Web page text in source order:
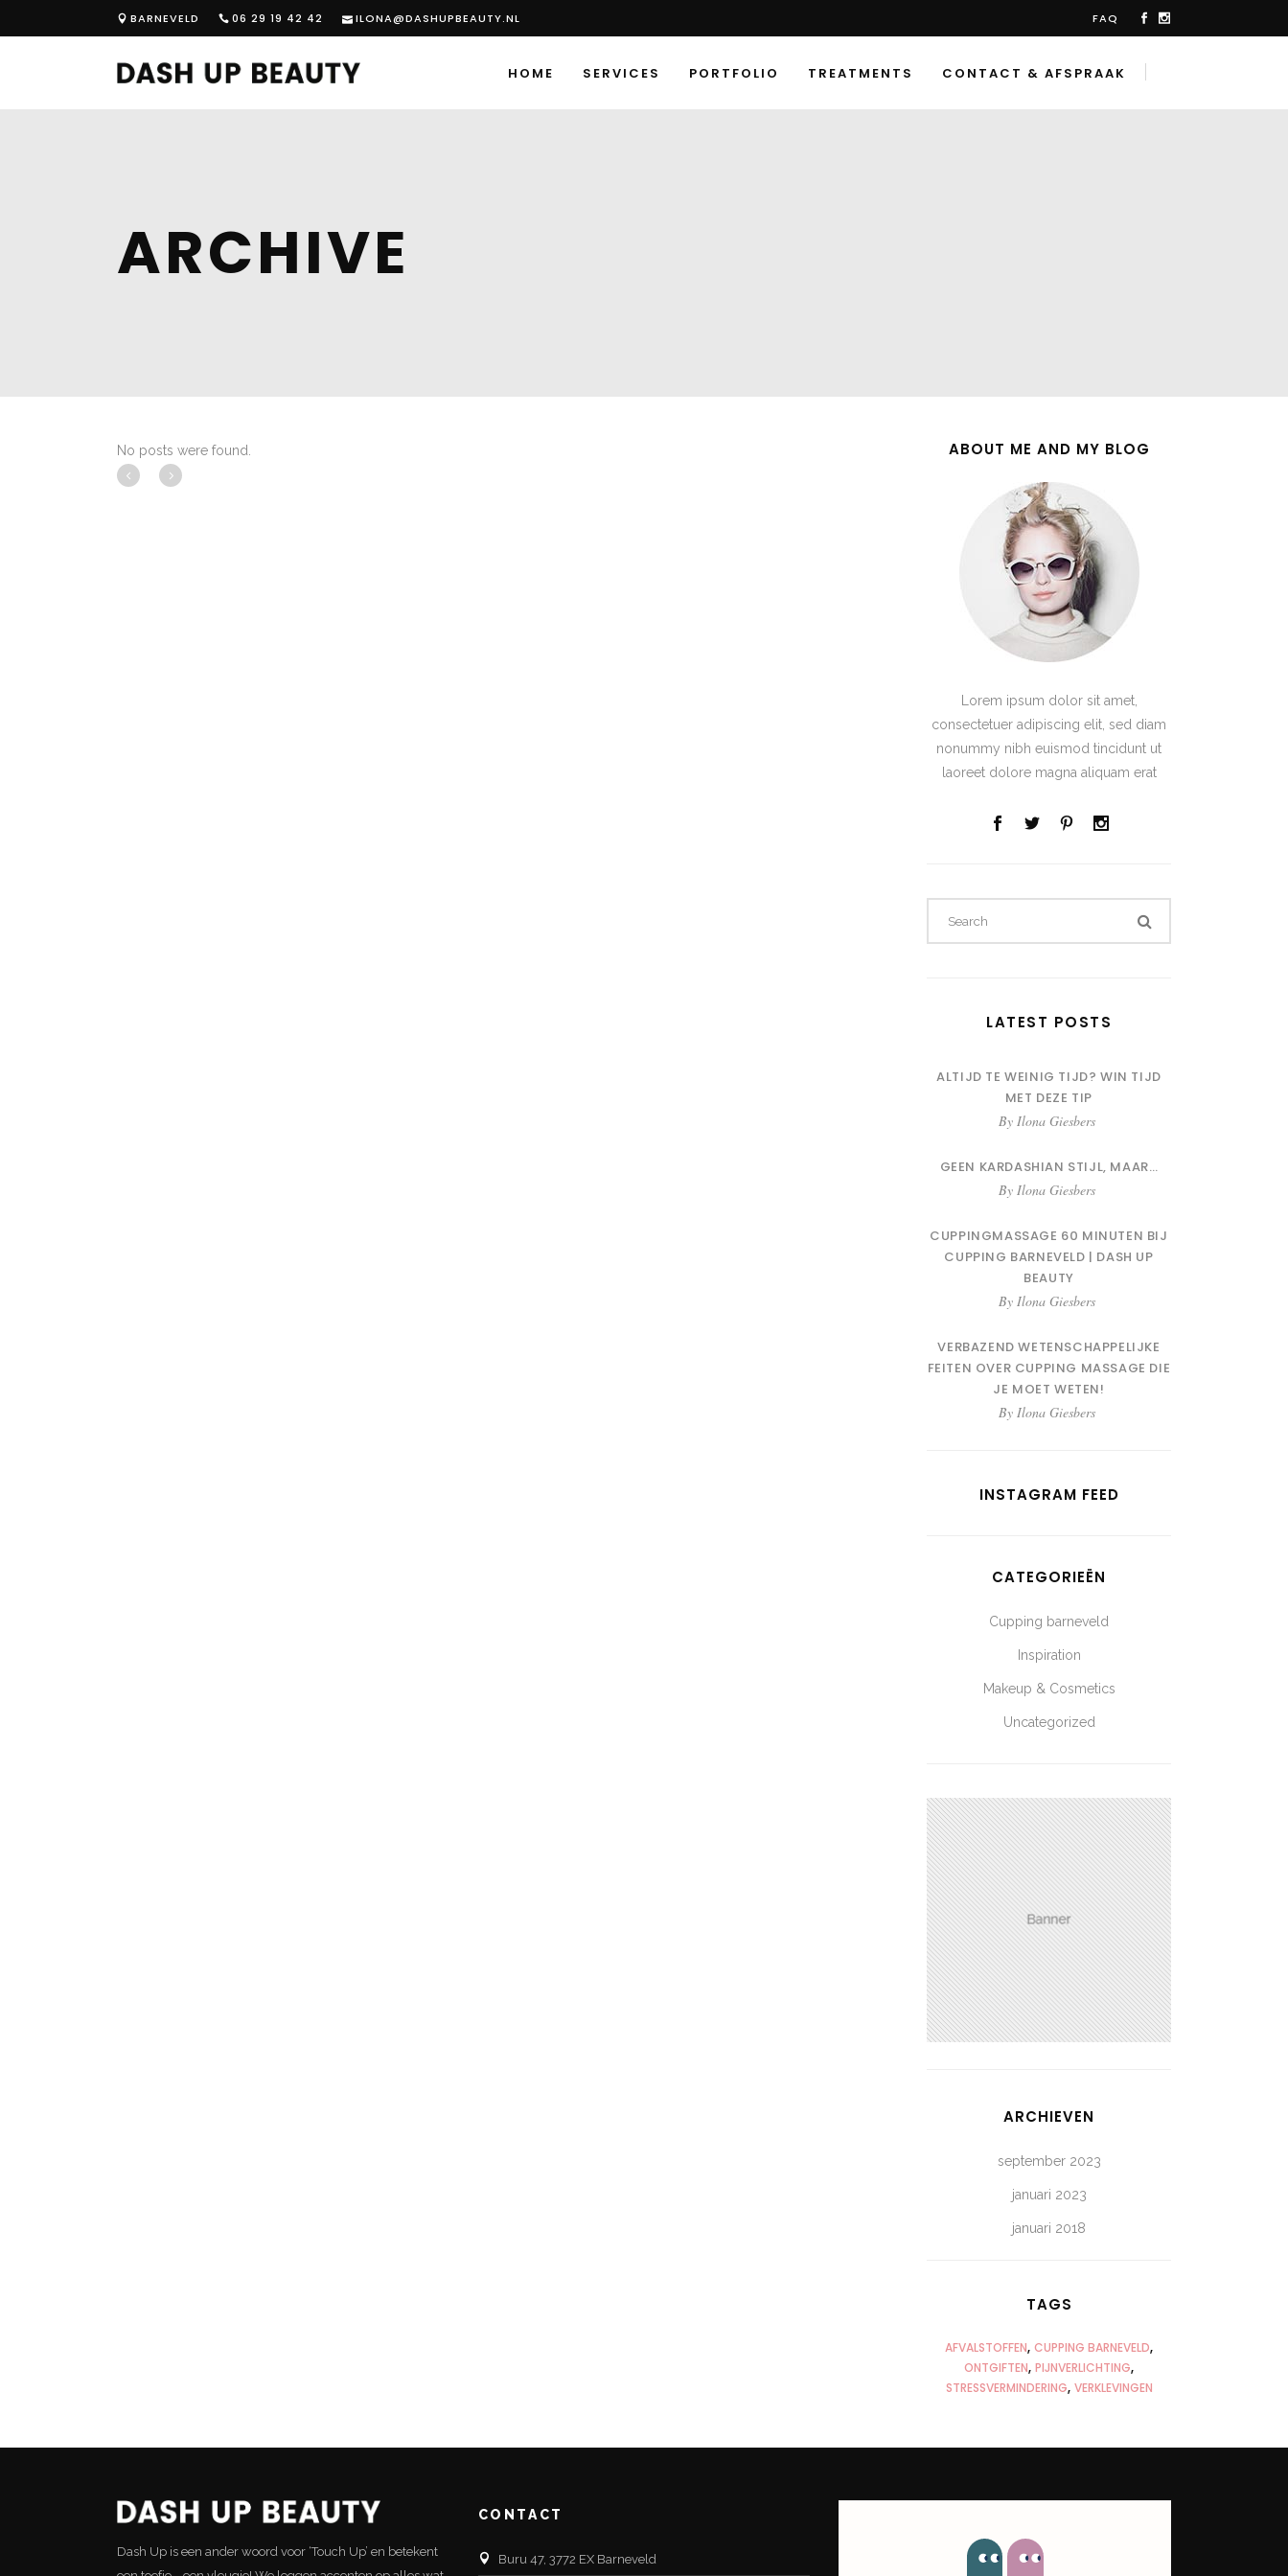
BARNEVELD 06 29 19 42 42 ILONA@DASHUPBEAUTY.NL FAQ
HOME SERVICES PORTFOLIO TREATMENTS CONTACT & AFSPRAAK
ARCHIVE
No posts were found. ABOUT ME AND MY BLOG
Lorem ipsum dolor sit amet,
consectetuer adipiscing elit, sed diam
nonummy nibh euismod tincidunt ut
laoreet dolore magna aliquam erat
LATEST POSTS
ALTIJD TE WEINIG TIJD? WIN TIJD
MET DEZE TIP
By Ilona Giesbers
GEEN KARDASHIAN STIJL, MAAR…
By Ilona Giesbers
CUPPINGMASSAGE 60 MINUTEN BIJ
CUPPING BARNEVELD | DASH UP
BEAUTY
By Ilona Giesbers
VERBAZEND WETENSCHAPPELIJKE
FEITEN OVER CUPPING MASSAGE DIE
JE MOET WETEN!
By Ilona Giesbers
INSTAGRAM FEED
CATEGORIEËN
Cupping barneveld
Inspiration
Makeup & Cosmetics
Uncategorized
ARCHIEVEN
september 2023
januari 2023
januari 2018
TAGS
AFVALSTOFFEN CUPPING BARNEVELD
ONTGIFTEN PIJNVERLICHTING
STRESSVERMINDERING VERKLEVINGEN
Dash Up is een ander woord voor ‘Touch Up’ en betekent
CONTACT
Buru 47, 3772 EX Barneveld